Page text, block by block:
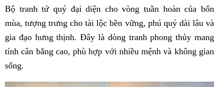
Bộ tranh tứ quý đại diện cho vòng tuần hoàn của bốn
mùa, tượng trưng cho tài lộc bền vững, phú quý dài lâu và
gia đạo hưng thịnh. Đây là dòng tranh phong thủy mang
tính cân bằng cao, phù hợp với nhiều mệnh và không gian
sống.